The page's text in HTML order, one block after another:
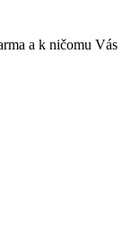
a k ničomu Vás